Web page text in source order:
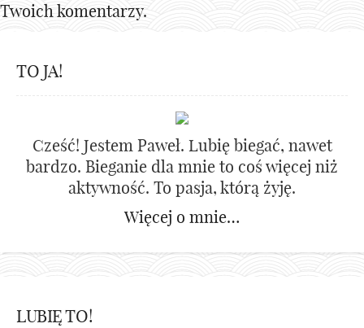
Twoich komentarzy.
TO JA!
Cześć! Jestem Paweł. Lubię biegać, nawet
bardzo. Bieganie dla mnie to coś więcej niż
aktywność. To pasja, którą żyję.
Więcej o mnie…
LUBIĘ TO!